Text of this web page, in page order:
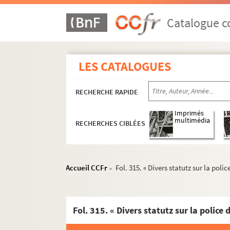
Catalogue
LES CATALOGUES
RECHERCHE RAPIDE
RECHERCHES CIBLÉES
Imprimés
multimédia
Accueil CCFr > Fol. 315. « Divers statutz sur la
Fol. 315. « Divers statutz sur la police
Ms 1611. Chroniques de Besançon du XVII
Fol. 1. « Recueil de quelques